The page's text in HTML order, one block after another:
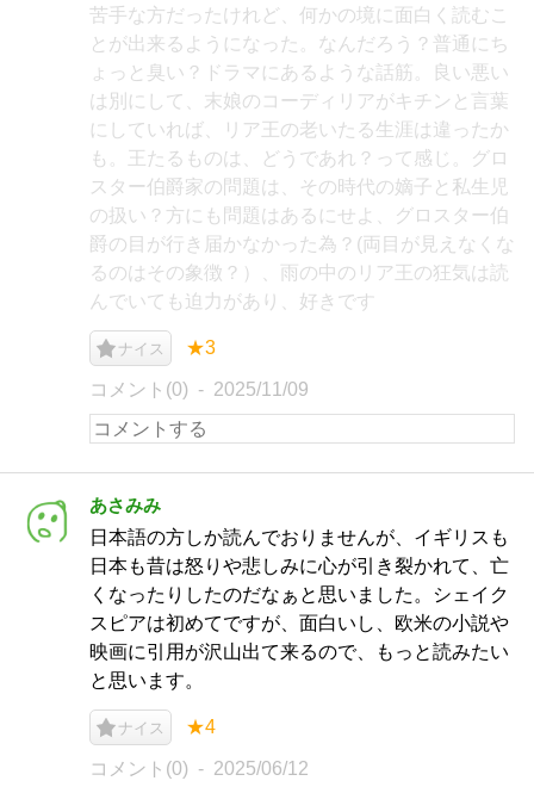
苦手な方だったけれど、何かの境に面白く読むこ
とが出来るようになった。なんだろう？普通にち
ょっと臭い？ドラマにあるような話筋。良い悪い
は別にして、末娘のコーディリアがキチンと言葉
にしていれば、リア王の老いたる生涯は違ったか
も。王たるものは、どうであれ？って感じ。グロ
スター伯爵家の問題は、その時代の嫡子と私生児
の扱い？方にも問題はあるにせよ、グロスター伯
爵の目が行き届かなかった為？(両目が見えなくな
るのはその象徴？）、雨の中のリア王の狂気は読
んでいても迫力があり、好きです
ナイス ★3
コメント(0) 2025/11/09
あさみみ
日本語の方しか読んでおりませんが、イギリスも
日本も昔は怒りや悲しみに心が引き裂かれて、亡
くなったりしたのだなぁと思いました。シェイク
スピアは初めてですが、面白いし、欧米の小説や
映画に引用が沢山出て来るので、もっと読みたい
と思います。
ナイス ★4
コメント(0) 2025/06/12